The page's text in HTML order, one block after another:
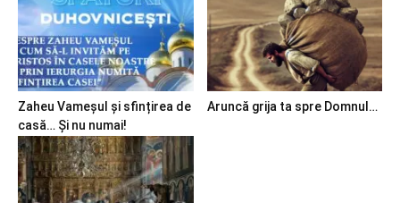
Zaheu Vameșul și sfințirea de
casă… Și nu numai!
Aruncă grija ta spre Domnul…